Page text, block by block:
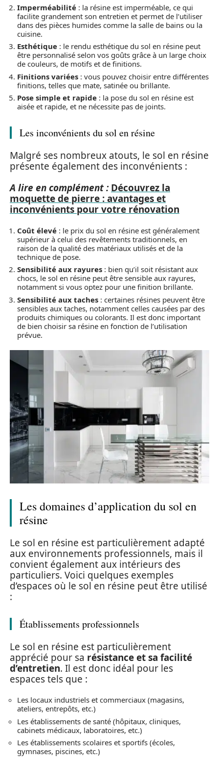
Imperméabilité : la résine est imperméable, ce qui
facilite grandement son entretien et permet de l’utiliser
dans des pièces humides comme la salle de bains ou la
cuisine.
Esthétique : le rendu esthétique du sol en résine peut
être personnalisé selon vos goûts grâce à un large choix
de couleurs, de motifs et de finitions.
Finitions variées : vous pouvez choisir entre différentes
finitions, telles que mate, satinée ou brillante.
Pose simple et rapide : la pose du sol en résine est
aisée et rapide, et ne nécessite pas de joints.
Les inconvénients du sol en résine
Malgré ses nombreux atouts, le sol en résine
présente également des inconvénients :
A lire en complément : Découvrez la
moquette de pierre : avantages et
inconvénients pour votre rénovation
Coût élevé : le prix du sol en résine est généralement
supérieur à celui des revêtements traditionnels, en
raison de la qualité des matériaux utilisés et de la
technique de pose.
Sensibilité aux rayures : bien qu’il soit résistant aux
chocs, le sol en résine peut être sensible aux rayures,
notamment si vous optez pour une finition brillante.
Sensibilité aux taches : certaines résines peuvent être
sensibles aux taches, notamment celles causées par des
produits chimiques ou colorants. Il est donc important
de bien choisir sa résine en fonction de l’utilisation
prévue.
Les domaines d’application du sol en
résine
Le sol en résine est particulièrement adapté
aux environnements professionnels, mais il
convient également aux intérieurs des
particuliers. Voici quelques exemples
d’espaces où le sol en résine peut être utilisé
:
Établissements professionnels
Le sol en résine est particulièrement
apprécié pour sa résistance et sa facilité
d’entretien. Il est donc idéal pour les
espaces tels que :
Les locaux industriels et commerciaux (magasins,
ateliers, entrepôts, etc.)
Les établissements de santé (hôpitaux, cliniques,
cabinets médicaux, laboratoires, etc.)
Les établissements scolaires et sportifs (écoles,
gymnases, piscines, etc.)